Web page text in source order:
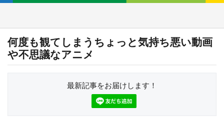
何度も観てしまうちょっと気持ち悪い動画
や不思議なアニメ
最新記事をお届けします！